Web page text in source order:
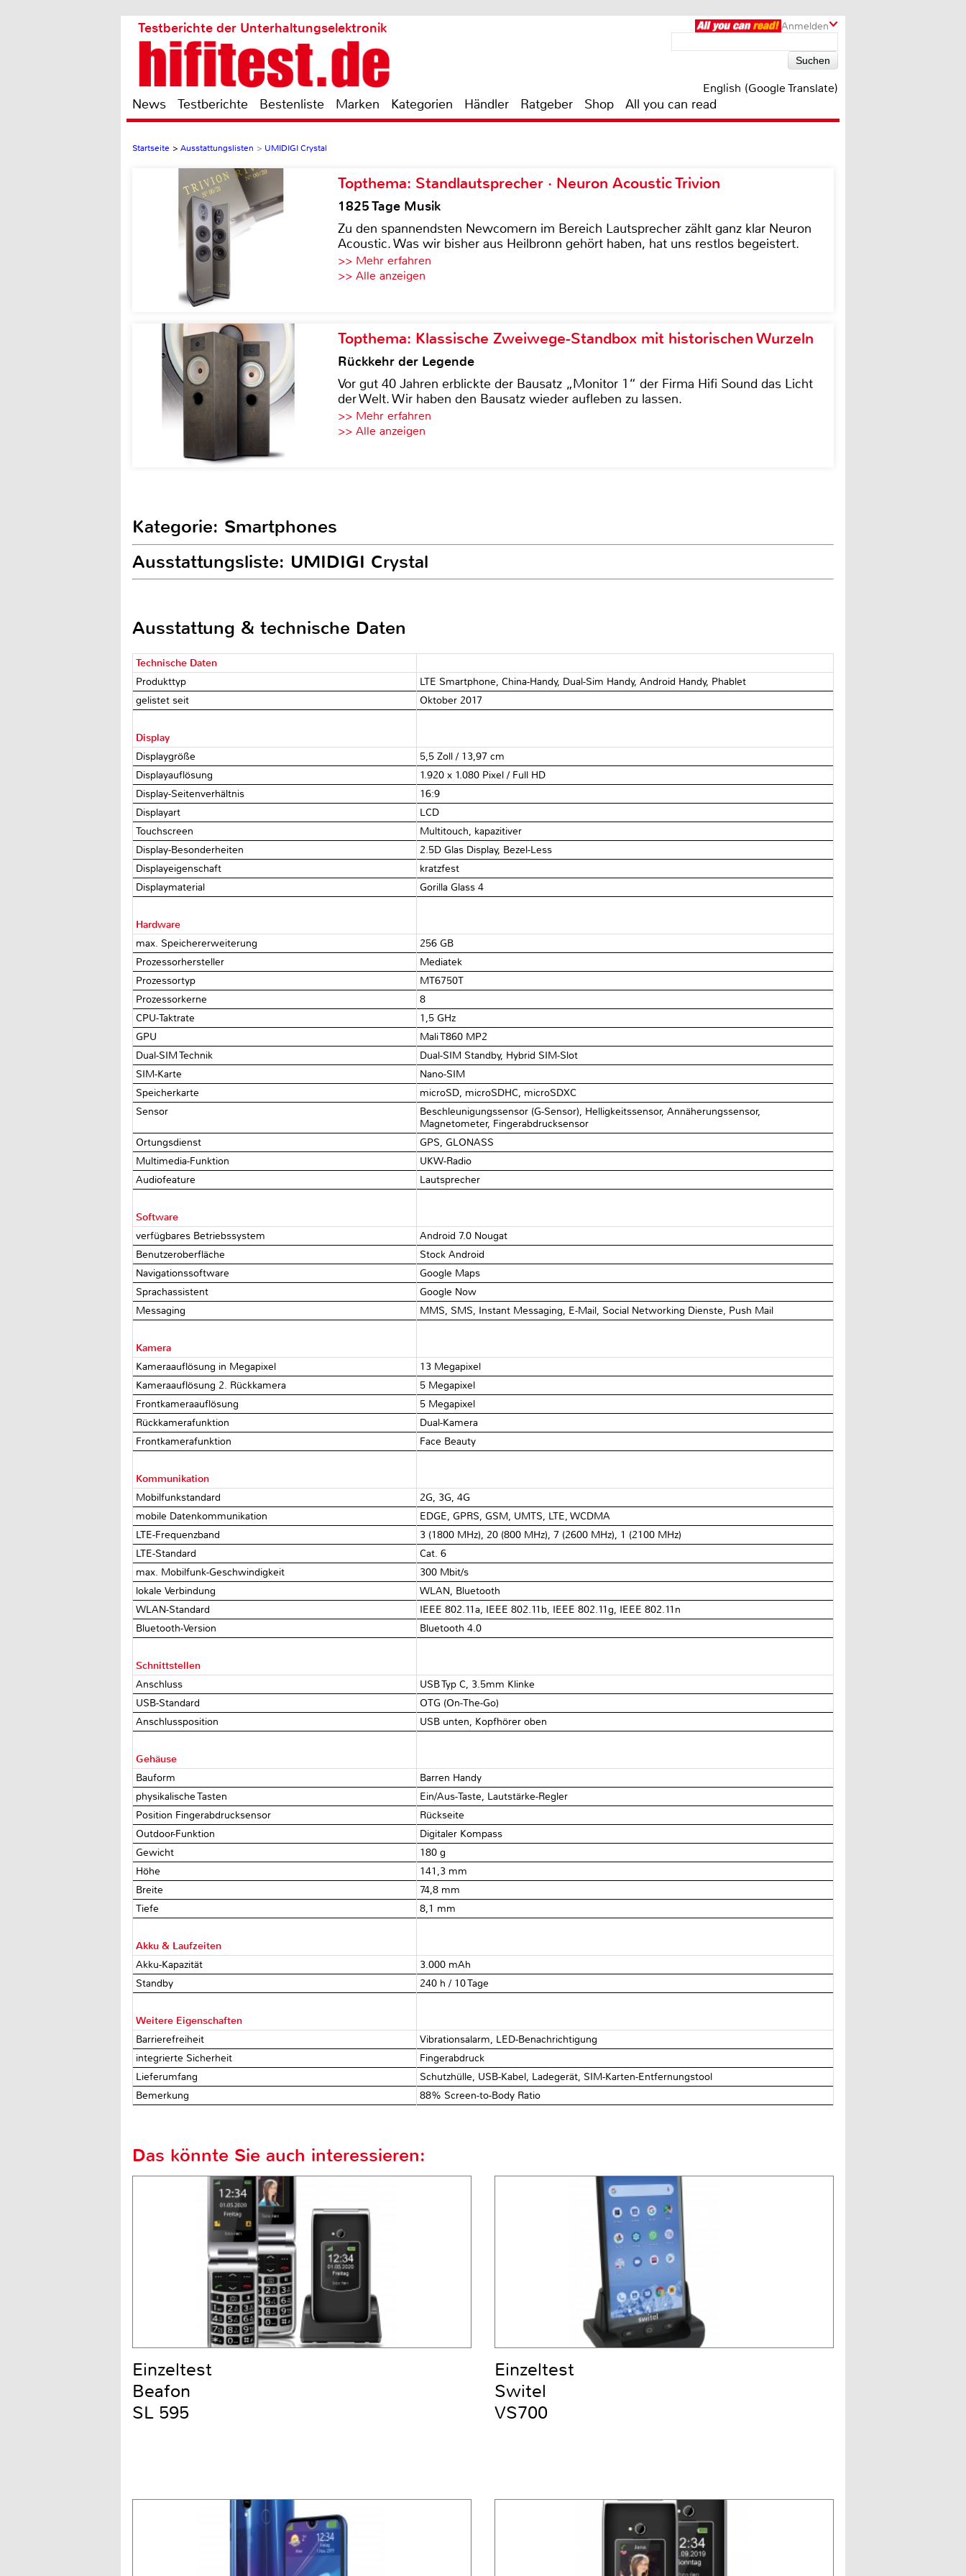
Anmelden
Testberichte der Unterhaltungselektronik
English (Google Translate)
News Testberichte Bestenliste Marken Kategorien Händler Ratgeber Shop All you can read
Startseite > Ausstattungslisten > UMIDIGI Crystal
Topthema: Standlautsprecher · Neuron Acoustic Trivion
1825 Tage Musik
Zu den spannendsten Newcomern im Bereich Lautsprecher zählt ganz klar Neuron
Acoustic. Was wir bisher aus Heilbronn gehört haben, hat uns restlos begeistert.
>> Mehr erfahren
>> Alle anzeigen
Topthema: Klassische Zweiwege-Standbox mit historischen Wurzeln
Rückkehr der Legende
Vor gut 40 Jahren erblickte der Bausatz „Monitor 1“ der Firma Hifi Sound das Licht
der Welt. Wir haben den Bausatz wieder aufleben zu lassen.
>> Mehr erfahren
>> Alle anzeigen
Kategorie: Smartphones
Ausstattungsliste: UMIDIGI Crystal
Ausstattung & technische Daten
Technische Daten
Produkttyp
LTE Smartphone, China-Handy, Dual-Sim Handy, Android Handy, Phablet
gelistet seit
Oktober 2017
Display
Displaygröße
5,5 Zoll / 13,97 cm
Displayauflösung
1.920 x 1.080 Pixel / Full HD
Display-Seitenverhältnis
16:9
Displayart
LCD
Touchscreen
Multitouch, kapazitiver
Display-Besonderheiten
2.5D Glas Display, Bezel-Less
Displayeigenschaft
kratzfest
Displaymaterial
Gorilla Glass 4
Hardware
max. Speichererweiterung
256 GB
Prozessorhersteller
Mediatek
Prozessortyp
MT6750T
Prozessorkerne
8
CPU-Taktrate
1,5 GHz
GPU
Mali T860 MP2
Dual-SIM Technik
Dual-SIM Standby, Hybrid SIM-Slot
SIM-Karte
Nano-SIM
Speicherkarte
microSD, microSDHC, microSDXC
Sensor
Beschleunigungssensor (G-Sensor), Helligkeitssensor, Annäherungssensor,
Magnetometer, Fingerabdrucksensor
Ortungsdienst
GPS, GLONASS
Multimedia-Funktion
UKW-Radio
Audiofeature
Lautsprecher
Software
verfügbares Betriebssystem
Android 7.0 Nougat
Benutzeroberfläche
Stock Android
Navigationssoftware
Google Maps
Sprachassistent
Google Now
Messaging
MMS, SMS, Instant Messaging, E-Mail, Social Networking Dienste, Push Mail
Kamera
Kameraauflösung in Megapixel
13 Megapixel
Kameraauflösung 2. Rückkamera
5 Megapixel
Frontkameraauflösung
5 Megapixel
Rückkamerafunktion
Dual-Kamera
Frontkamerafunktion
Face Beauty
Kommunikation
Mobilfunkstandard
2G, 3G, 4G
mobile Datenkommunikation
EDGE, GPRS, GSM, UMTS, LTE, WCDMA
LTE-Frequenzband
3 (1800 MHz), 20 (800 MHz), 7 (2600 MHz), 1 (2100 MHz)
LTE-Standard
Cat. 6
max. Mobilfunk-Geschwindigkeit
300 Mbit/s
lokale Verbindung
WLAN, Bluetooth
WLAN-Standard
IEEE 802.11a, IEEE 802.11b, IEEE 802.11g, IEEE 802.11n
Bluetooth-Version
Bluetooth 4.0
Schnittstellen
Anschluss
USB Typ C, 3.5mm Klinke
USB-Standard
OTG (On-The-Go)
Anschlussposition
USB unten, Kopfhörer oben
Gehäuse
Bauform
Barren Handy
physikalische Tasten
Ein/Aus-Taste, Lautstärke-Regler
Position Fingerabdrucksensor
Rückseite
Outdoor-Funktion
Digitaler Kompass
Gewicht
180 g
Höhe
141,3 mm
Breite
74,8 mm
Tiefe
8,1 mm
Akku & Laufzeiten
Akku-Kapazität
3.000 mAh
Standby
240 h / 10 Tage
Weitere Eigenschaften
Barrierefreiheit
Vibrationsalarm, LED-Benachrichtigung
integrierte Sicherheit
Fingerabdruck
Lieferumfang
Schutzhülle, USB-Kabel, Ladegerät, SIM-Karten-Entfernungstool
Bemerkung
88% Screen-to-Body Ratio
Das könnte Sie auch interessieren:
Einzeltest
Beafon
SL 595
Einzeltest
Switel
VS700